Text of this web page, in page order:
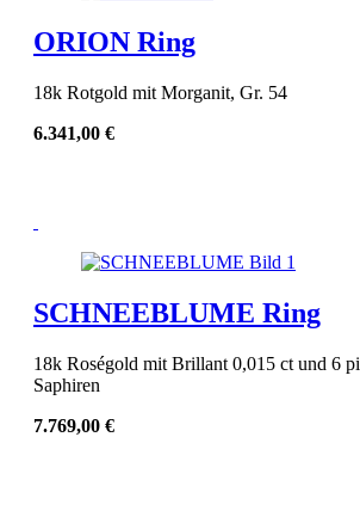
ORION Ring
18k Rotgold mit Morganit, Gr. 54
6.341,00 €
SCHNEEBLUME Ring
18k Roségold mit Brillant 0,015 ct und 6
Saphiren
7.769,00 €